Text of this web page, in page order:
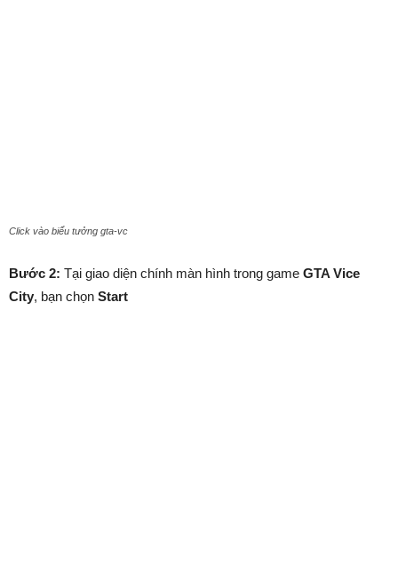
Click vào biểu tưởng gta-vc
Bước 2: Tại giao diện chính màn hình trong game GTA Vice
City, bạn chọn Start